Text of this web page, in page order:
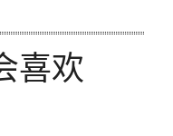
喜欢